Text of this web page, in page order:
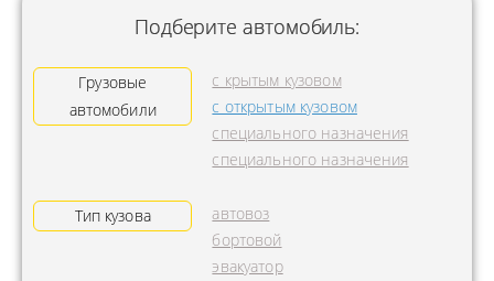
Подберите автомобиль:
Грузовые
автомобили
с крытым кузовом
с открытым кузовом
специального назначения
специального назначения
Тип кузова
автовоз
бортовой
эвакуатор